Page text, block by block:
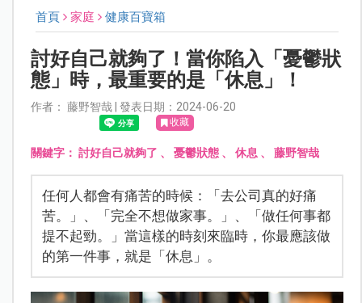
首頁 家庭 健康百寶箱
討好自己就夠了！當你陷入「憂鬱狀
態」時，最重要的是「休息」！
作者： 藤野智哉 | 發表日期：2024-06-20
收藏
關鍵字： 討好自己就夠了 、 憂鬱狀態、 休息 、 藤野智哉
任何人都會有痛苦的時候：「去公司真的好痛
苦。」、「完全不想做家事。」、「做任何事都
提不起勁。」當這樣的時刻來臨時，你最應該做
的第一件事，就是「休息」。